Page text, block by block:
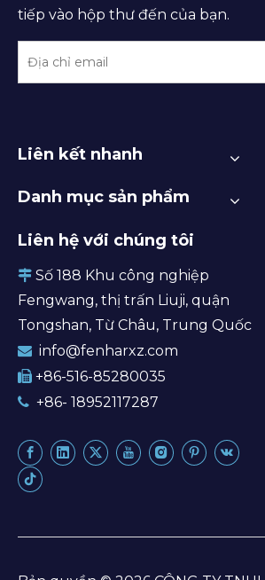
tiếp vào hộp thư đến của bạn.
Liên kết nhanh
Danh mục sản phẩm
Liên hệ với chúng tôi
 Số 188 Khu công nghiệp
Fengwang, thị trấn Liuji, quận
Tongshan, Từ Châu, Trung Quốc
 info@fenharxz.com
 +86-516-85280035
 +86- 18952117287